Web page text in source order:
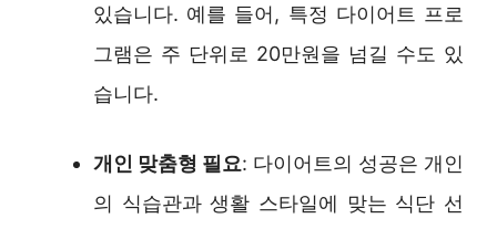
있습니다. 예를 들어, 특정 다이어트 프로
그램은 주 단위로 20만원을 넘길 수도 있
습니다.
개인 맞춤형 필요: 다이어트의 성공은 개인
의 식습관과 생활 스타일에 맞는 식단 선